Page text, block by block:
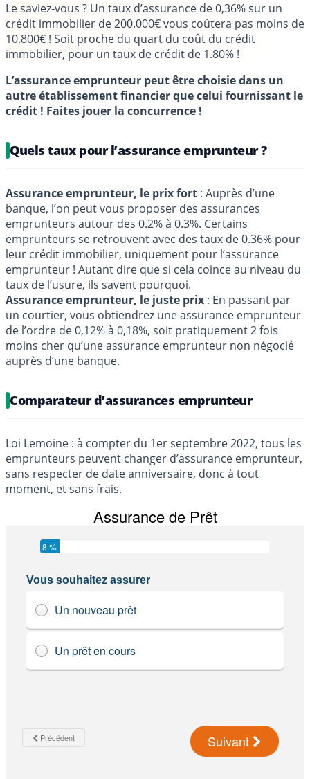
Le saviez-vous ? Un taux d’assurance de 0,36% sur un
crédit immobilier de 200.000€ vous coûtera pas moins de
10.800€ ! Soit proche du quart du coût du crédit
immobilier, pour un taux de crédit de 1.80% !
L’assurance emprunteur peut être choisie dans un
autre établissement financier que celui fournissant le
crédit ! Faites jouer la concurrence !
Quels taux pour l’assurance emprunteur ?
Assurance emprunteur, le prix fort : Auprès d’une
banque, l’on peut vous proposer des assurances
emprunteurs autour des 0.2% à 0.3%. Certains
emprunteurs se retrouvent avec des taux de 0.36% pour
leur crédit immobilier, uniquement pour l’assurance
emprunteur ! Autant dire que si cela coince au niveau du
taux de l’usure, ils savent pourquoi.
Assurance emprunteur, le juste prix : En passant par
un courtier, vous obtiendrez une assurance emprunteur
de l’ordre de 0,12% à 0,18%, soit pratiquement 2 fois
moins cher qu’une assurance emprunteur non négocié
auprès d’une banque.
Comparateur d’assurances emprunteur
Loi Lemoine : à compter du 1er septembre 2022, tous les
emprunteurs peuvent changer d’assurance emprunteur,
sans respecter de date anniversaire, donc à tout
moment, et sans frais.